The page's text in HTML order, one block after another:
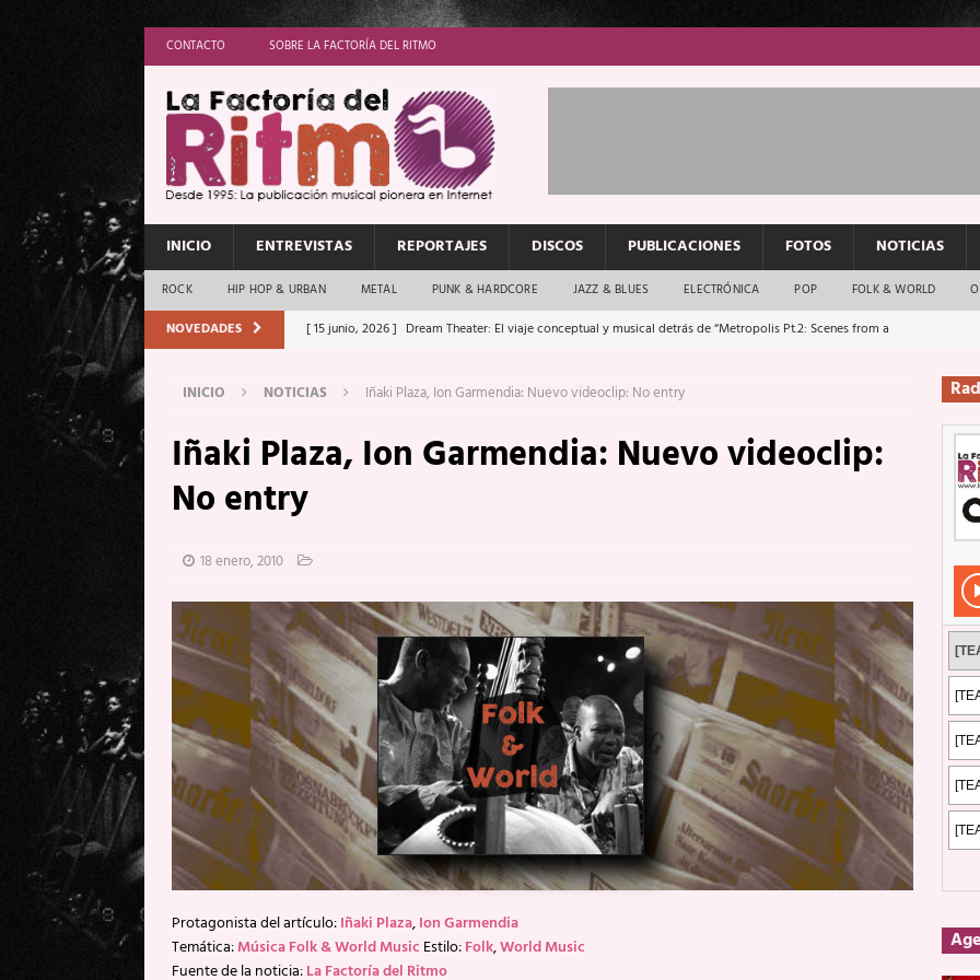
CONTACTO SOBRE LA FACTORÍA DEL RITMO
INICIO ENTREVISTAS REPORTAJES DISCOS PUBLICACIONES FOTOS NOTICIAS
ROCK HIP HOP & URBAN METAL PUNK & HARDCORE JAZZ & BLUES ELECTRÓNICA POP FOLK & WORLD
NOVEDADES [ 15 junio, 2026 ] Dream Theater: El viaje conceptual y musical detrás de “Metropolis Pt.2: Scenes from a
[ 11 junio, 2026 ] Vamos Con Todo: El rock urbano sigue en buenas manos
[ 1 junio, 2026 ]
Ave Exsilyum, los que van a escucharte te saludan
ENTREVISTAS
[ 17 mayo, 2026 ]
[ 5 agosto, 2026 ] Florent Gorges: La historia de Nintendo Vol. 2 PUBLICACIONES
INICIO NOTICIAS Iñaki Plaza, Ion Garmendia: Nuevo videoclip: No entry
Iñaki Plaza, Ion Garmendia: Nuevo videoclip:
No entry
18 enero, 2010
Protagonista del artículo:Iñaki Plaza,Ion Garmendia
Temática:Música Folk & World Music Estilo:Folk,World Music
Fuente de la noticia:La Factoría del Ritmo